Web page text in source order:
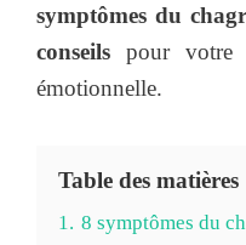
symptômes du
conseils pour votre
émotionnelle.
Table des matières
1. 8 symptômes du